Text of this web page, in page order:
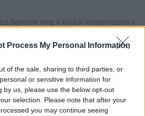
Process My Personal Information
of the sale, sharing to third parties, or
or sensitive information for
by us, please use the below opt-out
selection. Please note that after your
you may continue seeing
figyeltek meg a Kárpát-medencében a
sasszinkron felmérésben - mondta
szóvivője.
működhet a